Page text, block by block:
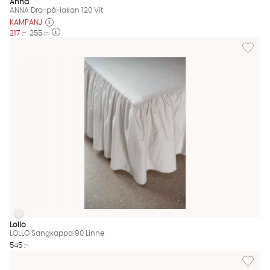
Anna
ANNA Dra-på-lakan 120 Vit
KAMPANJ
217 :- 255 :-
Lägg
LOLLO Sängkappa 90 Linne Finns även i dessa färger:
LOLLO Sängkappa 90 Linne
Lollo
LOLLO Sängkappa 90 Linne
545 :-
Lägg